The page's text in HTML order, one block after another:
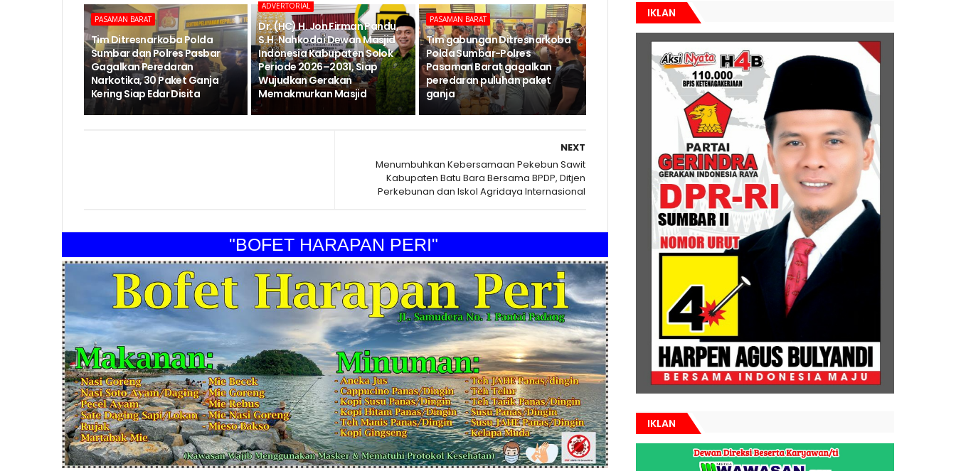
PASAMAN BARAT
Tim Ditresnarkoba Polda
Sumbar dan Polres Pasbar
Gagalkan Peredaran
Narkotika, 30 Paket Ganja
Kering Siap Edar Disita
ADVERTORIAL
Dr. (HC) H. Jon Firman Pandu,
S.H. Nahkodai Dewan Masjid
Indonesia Kabupaten Solok
Periode 2026–2031, Siap
Wujudkan Gerakan
Memakmurkan Masjid
PASAMAN BARAT
Tim gabungan Ditresnarkoba
Polda Sumbar-Polres
Pasaman Barat gagalkan
peredaran puluhan paket
ganja
NEXT
Menumbuhkan Kebersamaan Pekebun Sawit
Kabupaten Batu Bara Bersama BPDP, Ditjen
Perkebunan dan Iskol Agridaya Internasional
"BOFET HARAPAN PERI"
IKLAN
IKLAN